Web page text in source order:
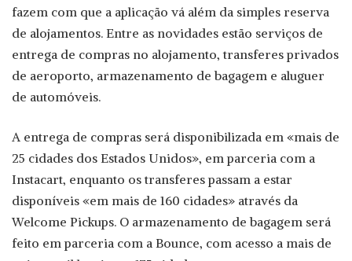
fazem com que a aplicação vá além da simples reserva
de alojamentos. Entre as novidades estão serviços de
entrega de compras no alojamento, transferes privados
de aeroporto, armazenamento de bagagem e aluguer
de automóveis.
A entrega de compras será disponibilizada em «mais de
25 cidades dos Estados Unidos», em parceria com a
Instacart, enquanto os transferes passam a estar
disponíveis «em mais de 160 cidades» através da
Welcome Pickups. O armazenamento de bagagem será
feito em parceria com a Bounce, com acesso a mais de